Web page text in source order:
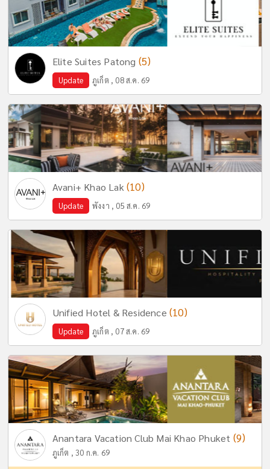
Elite Suites Patong (5)
Update ภูเก็ต , 08 ส.ค. 69
Avani+ Khao Lak (10)
Update พังงา , 05 ส.ค. 69
Unified Hotel & Residence (10)
Update ภูเก็ต , 07 ส.ค. 69
Anantara Vacation Club Mai Khao Phuket (9)
ภูเก็ต , 30 ก.ค. 69